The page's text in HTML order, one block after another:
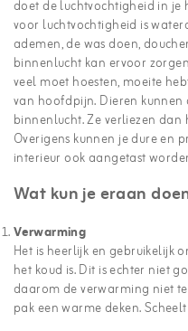
doet de luchtvochtigheid in je
voor luchtvochtigheid is
ademen, de was doen,
binnenlucht kan ervoor
veel moet hoesten, moeite
van hoofdpijn. Dieren
binnenlucht. Ze verliezen
Overigens kunnen je dure en
interieur ook aangetast
Wat kun je eraan
Verwarming
Het is heerlijk en gebruikelijk
het koud is. Dit is echter niet
daarom de verwarming niet
pak een warme deken.